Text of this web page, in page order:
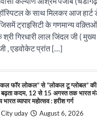
के साथ मिलकर आज हार्ट
ट्राइसिटी के गणमान्य
गिरधारी लाल जिंदल जी ( मुख्य
, एडवोकेट प्रांत […]
City uday August 6, 2026
नेशनल थियेटर द्वारा 9 अगस्त को होगा
संध्या 2026’ का आयोजन
फॉर लोकल” से “लोकल टू ग्लोबल”
कदम, 12 से 15 अगस्त तक भारत
भारत व्यापार महोत्सव : हरीश गर्ग
City uday August 6, 2026
हेल्थ पंचकूला ने ‘तिरंगा यात्रा 2025’
City uday August 13, 2025
आदर्श उच्च विद्यालय, सैक्टर 34-सी,